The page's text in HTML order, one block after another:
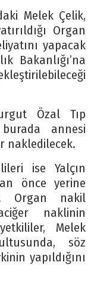
Melek Çelik,
Organ
yapacak
Bakanlığı’na
Özal Tıp
burada annesi
nakledilecek.
ise Yalçın
önce yerine
Organ nakil
naklinin
Melek
söz
yapıldığını